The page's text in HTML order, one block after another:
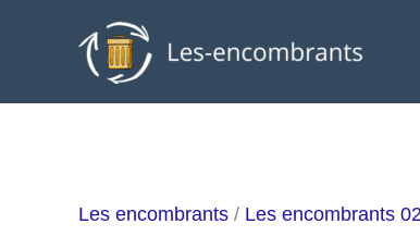
Les encombrants / Les encombrants